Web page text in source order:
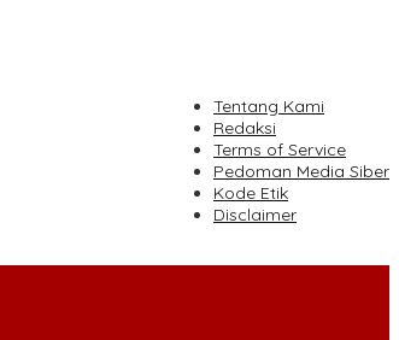
Tentang Kami
Redaksi
Terms of Service
Pedoman Media Siber
Kode Etik
Disclaimer